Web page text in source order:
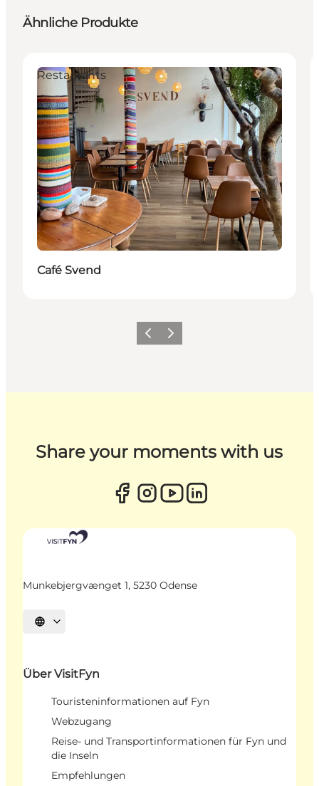
Ähnliche Produkte
Restaurants
Café Svend
ZurückWeiter
Share your moments with us
Munkebjergvænget 1, 5230 Odense
Sprache auswählen
Über VisitFyn
Touristeninformationen auf Fyn
Webzugang
Reise- und Transportinformationen für Fyn und
die Inseln
Empfehlungen